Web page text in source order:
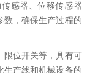
感器、位移传感器
数，确保生产过程的
限位开关等，具有可
生产线和机械设备的